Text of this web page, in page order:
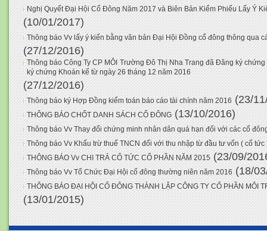
Nghị Quyết Đại Hội Cổ Đông Năm 2017 và Biên Bản Kiểm Phiếu Lấy Ý
(10/01/2017)
Thông báo Vv lấy ý kiến bằng văn bản Đại Hội Đồng cổ đông thông qua
(27/12/2016)
Thông báo Công Ty CP MÔI Trường Đô Thị Nha Trang đã Đăng ký
ký chứng Khoán kể từ ngày 26 tháng 12 năm 2016
(27/12/2016)
Thông báo ký Hợp Đồng kiểm toán báo cáo tài chính năm 2016 (23/
THÔNG BÁO CHỐT DANH SÁCH CỔ ĐÔNG (13/10/2016)
Thông báo Vv Thay đổi chứng minh nhân dân quá hạn đối với các cổ
Thông báo Vv Khấu trừ thuế TNCN đối với thu nhập từ đầu tư vốn ( cổ tức
THÔNG BÁO Vv CHI TRẢ CỔ TỨC CỔ PHẦN NĂM 2015 (23/09/
Thông báo Vv Tổ Chức Đại Hội cổ đông thường niên năm 2016 (18/
THÔNG BÁO ĐẠI HỘI CỔ ĐÔNG THÀNH LẬP CÔNG TY CỔ PHẦN MÔI
(13/01/2015)